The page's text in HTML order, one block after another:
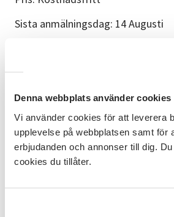
Denna webbplats använder cookies
Vi använder cookies för att leverera
upplevelse på webbplatsen samt för
erbjudanden och annonser till dig.
cookies du tillåter.
Sista anmälningsdag: 14 Augusti
Studiecirkeln består av 8 träffar
ett hälsosamt åldrande och dess 8
ämnet och följs av
eller i helgrupp (6 - 8 personer).
Studiematerial
Hälsoguiden. Teman för våra 8